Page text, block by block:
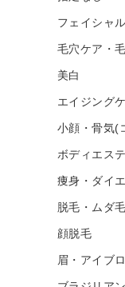
フェイシャ
毛穴ケア・
美白
エイジング
小顔・骨気(
ボディエステ
痩身・ダイ
脱毛・ムダ
顔脱毛
眉・アイブ